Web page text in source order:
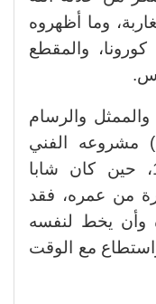
وما أظهروه
والمقطع
والرسام
مشروعه الفني
الضخم، الذي بدأه عام 1959، حين كان شابا
من عمره، فقد
وأن يخط لنفسه
مع الوقت